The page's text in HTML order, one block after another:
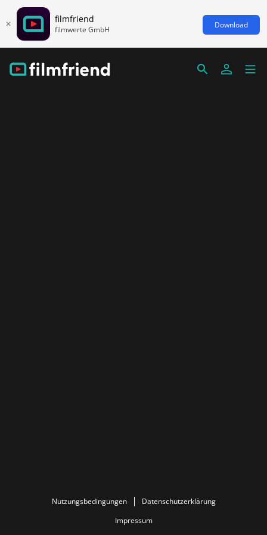
filmfriend
filmwerte GmbH Download
Nutzungsbedingungen
Datenschutzerklärung
Impressum